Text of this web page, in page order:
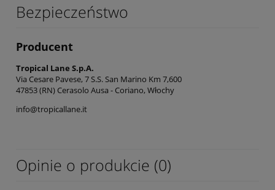
Bezpieczeństwo
Producent
Tropical Lane S.p.A.
Via Cesare Pavese, 7 S.S. San Marino Km 7,600
47853 (RN) Cerasolo Ausa - Coriano, Włochy
info@tropicallane.it
Opinie o produkcie (0)